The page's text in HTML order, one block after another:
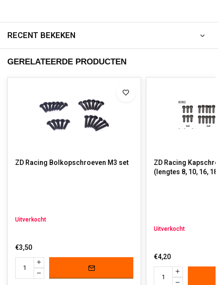
RECENT BEKEKEN
GERELATEERDE PRODUCTEN
ZD Racing Bolkopschroeven M3 set
Uitverkocht
€3,50
ZD Racing
(lengtes 8, 10, 16,
Uitverkocht
€4,20